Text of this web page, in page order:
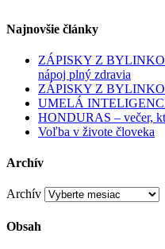
Najnovšie články
ZÁPISKY Z
nápoj plný zdravia
ZÁPISKY Z
UMELÁ
HONDURAS – večer,
Voľba v živote človeka
Archív
Archív
Obsah